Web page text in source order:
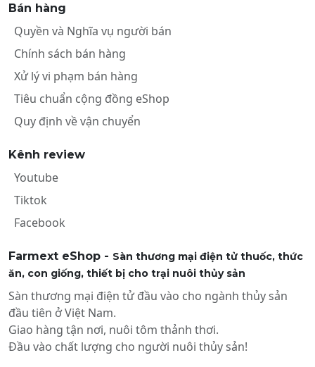
Bán hàng
Quyền và Nghĩa vụ người bán
Chính sách bán hàng
Xử lý vi phạm bán hàng
Tiêu chuẩn cộng đồng eShop
Quy định về vận chuyển
Kênh review
Youtube
Tiktok
Facebook
Farmext eShop - Sàn thương mại điện tử thuốc, thức
ăn, con giống, thiết bị cho trại nuôi thủy sản
Sàn thương mại điện tử đầu vào cho ngành thủy sản
đầu tiên ở Việt Nam.
Giao hàng tận nơi, nuôi tôm thảnh thơi.
Đầu vào chất lượng cho người nuôi thủy sản!